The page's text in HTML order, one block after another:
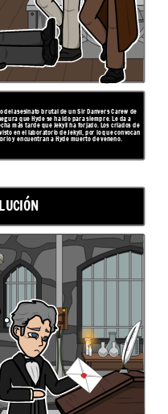
del asesinato brutal de un Sir Danvers Carew de
que Hyde se ha ido para siempre. Le da a
más tarde que Jekyll ha forjado. Los criados de
en el laboratorio de Jekyll, por lo que convocan
y encuentran a Hyde muerto de veneno.